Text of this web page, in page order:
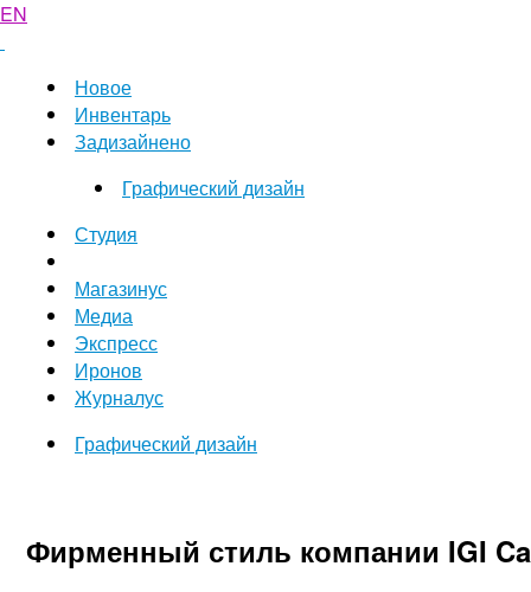
EN
Новое
Инвентарь
Задизайнено
Графический дизайн
Студия
Магазинус
Медиа
Экспресс
Иронов
Журналус
Графический дизайн
Фирменный стиль компании IGI